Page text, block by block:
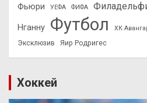
Фьюри
УЕФА ФИФА
Нганну Футбол ХК
Эксклюзив Яир Родригес
Хоккей